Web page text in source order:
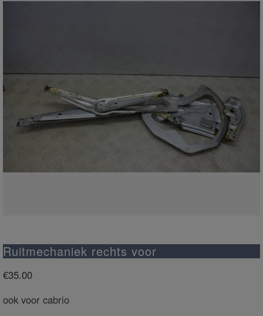
Ruitmechaniek rechts voor
€35.00
ook voor cabrio